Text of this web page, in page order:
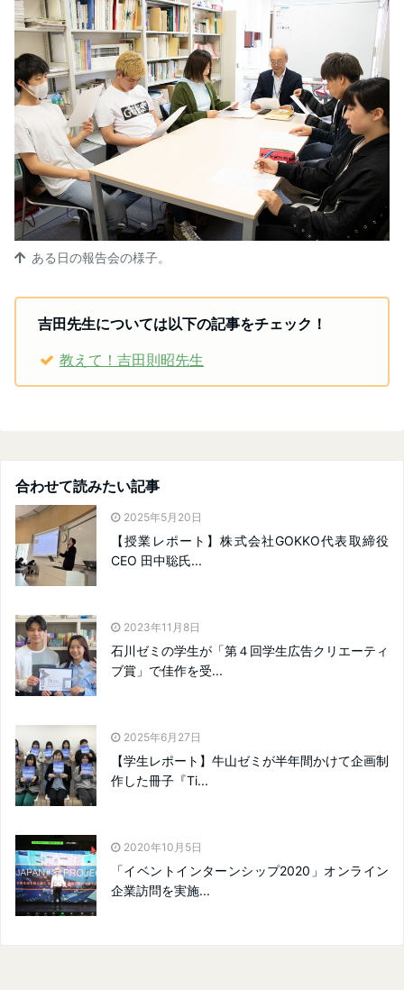
ある日の報告会の様子。
吉田先生については以下の記事をチェック！
教えて！吉田則昭先生
合わせて読みたい記事
2025年5月20日
【授業レポート】株式会社GOKKO代表取締役
CEO 田中聡氏...
2023年11月8日
石川ゼミの学生が「第４回学生広告クリエーティ
ブ賞」で佳作を受...
2025年6月27日
【学生レポート】牛山ゼミが半年間かけて企画制
作した冊子『Ti...
2020年10月5日
「イベントインターンシップ2020」オンライン
企業訪問を実施...